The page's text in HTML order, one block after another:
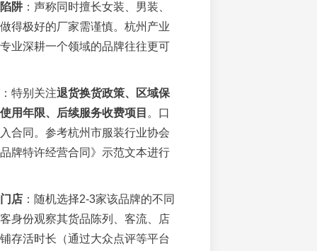
阱：声称同时擅长女装、男装、
得极好的厂家需谨慎。杭州产业
业深耕一个领域的品牌往往更可
：特别关注退货换货政策、区域保
用年限、后续服务收费项目 。口
合同。参考杭州市服装行业协会
牌特许经营合同》示范文本进行
店：随机选择2-3家该品牌的不同
身份观察其货品陈列、客流、店
存活时长（通过大众点评等平台